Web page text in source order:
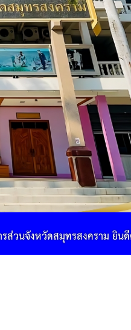
วัดสมุทรสงคราม ยินดีต้อนรับ